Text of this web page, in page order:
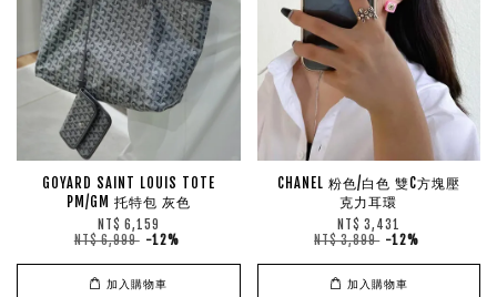
GOYARD SAINT LOUIS TOTE
PM/GM 托特包 灰色
NT$ 6,159
NT$ 6,999 -12%
加入購物車
CHANEL 粉色/白色 雙C方塊壓
克力耳環
NT$ 3,431
NT$ 3,899 -12%
加入購物車